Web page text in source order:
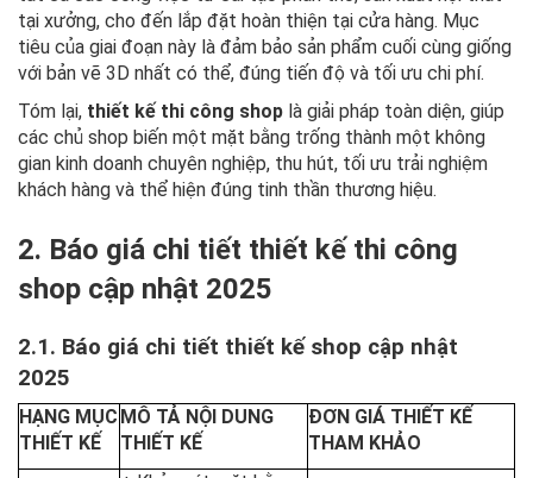
tại xưởng, cho đến lắp đặt hoàn thiện tại cửa hàng. Mục
tiêu của giai đoạn này là đảm bảo sản phẩm cuối cùng giống
với bản vẽ 3D nhất có thể, đúng tiến độ và tối ưu chi phí.
Tóm lại, thiết kế thi công shop là giải pháp toàn diện, giúp
các chủ shop biến một mặt bằng trống thành một không
gian kinh doanh chuyên nghiệp, thu hút, tối ưu trải nghiệm
khách hàng và thể hiện đúng tinh thần thương hiệu.
2. Báo giá chi tiết thiết kế thi công
shop cập nhật 2025
2.1. Báo giá chi tiết thiết kế shop cập nhật
2025
HẠNG MỤC
THIẾT KẾ
MÔ TẢ NỘI DUNG
THIẾT KẾ
ĐƠN GIÁ THIẾT KẾ
THAM KHẢO